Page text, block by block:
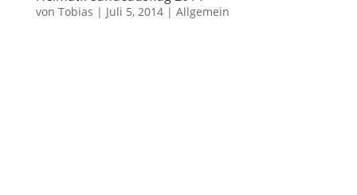
von Tobias | Juli 5, 2014| Allgemein